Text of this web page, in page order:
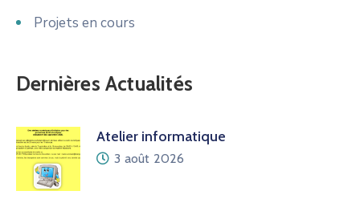
Projets en cours
Dernières Actualités
Atelier informatique
3 août 2026